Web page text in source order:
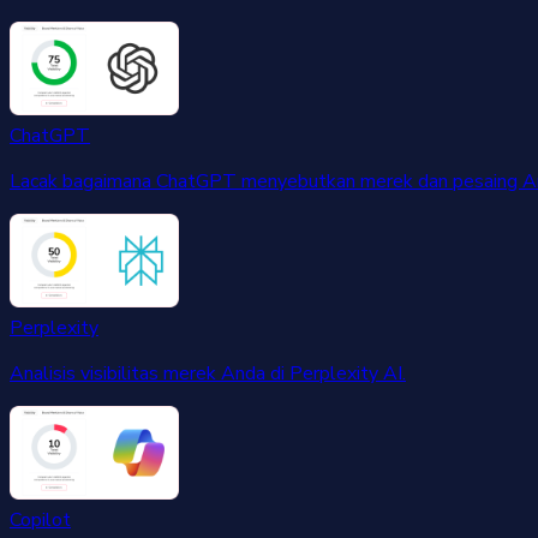
ChatGPT
Lacak bagaimana ChatGPT menyebutkan merek dan pesaing
Perplexity
Analisis visibilitas merek Anda di Perplexity AI.
Copilot